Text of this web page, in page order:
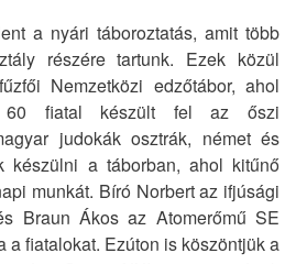
a nyári táboroztatás, amit több
részére tartunk. Ezek közül
Nemzetközi edzőtábor, ahol
fiatal készült fel az őszi
judokák osztrák, német és
készülni a táborban, ahol kitűnő
munkát. Bíró Norbert az ifjúsági
Braun Ákos az Atomerőmű SE
a fiatalokat. Ezúton is köszöntjük a